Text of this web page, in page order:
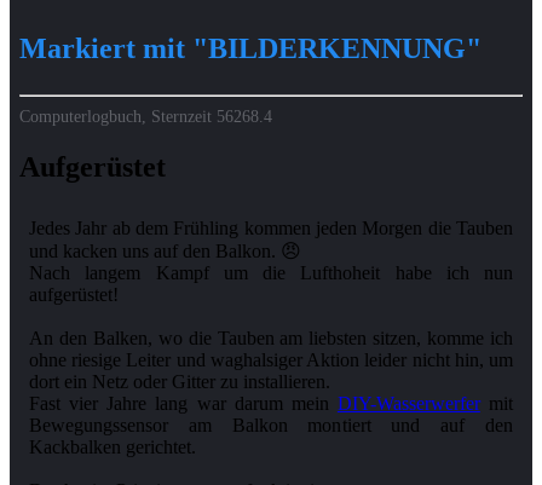
Markiert mit "BILDERKENNUNG"
Computerlogbuch, Sternzeit 56268.4
Aufgerüstet
Jedes Jahr ab dem Frühling kommen jeden Morgen die Tauben
und kacken uns auf den Balkon. 😠
Nach langem Kampf um die Lufthoheit habe ich nun
aufgerüstet!
An den Balken, wo die Tauben am liebsten sitzen, komme ich
ohne riesige Leiter und waghalsiger Aktion leider nicht hin, um
dort ein Netz oder Gitter zu installieren.
Fast vier Jahre lang war darum mein DIY-Wasserwerfermit
Bewegungssensor am Balkon montiert und auf den
Kackbalken gerichtet.